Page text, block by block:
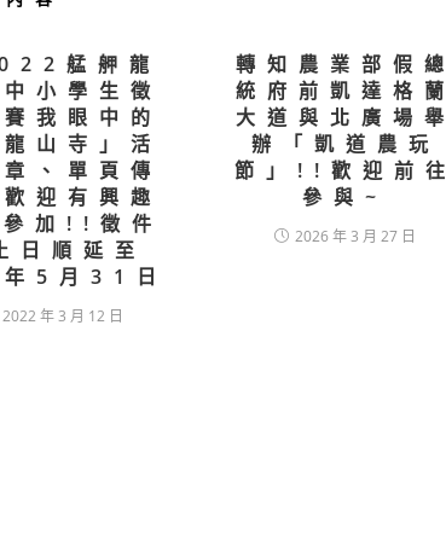
艋舺龍
小學生徵
我眼中的
山寺」活
、單頁傳
迎有興趣
加!!徵件
日順延至
5月31日
2022 年 3 月 12 日
轉知農業部假總
統府前凱達格蘭
大道與北廣場舉
辦「凱道農玩
節」!!歡迎前往
參與~
2026 年 3 月 27 日